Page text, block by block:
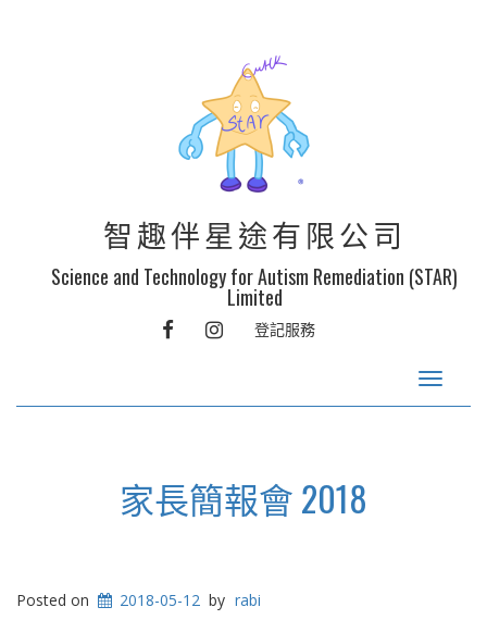
智趣伴星途有限公司
Science and Technology for Autism Remediation (STAR)
Limited
FACEBOOKINSTAGRAM
登記服務
Toggle
家長簡報會 2018
Posted on 2018-05-12 by rabi